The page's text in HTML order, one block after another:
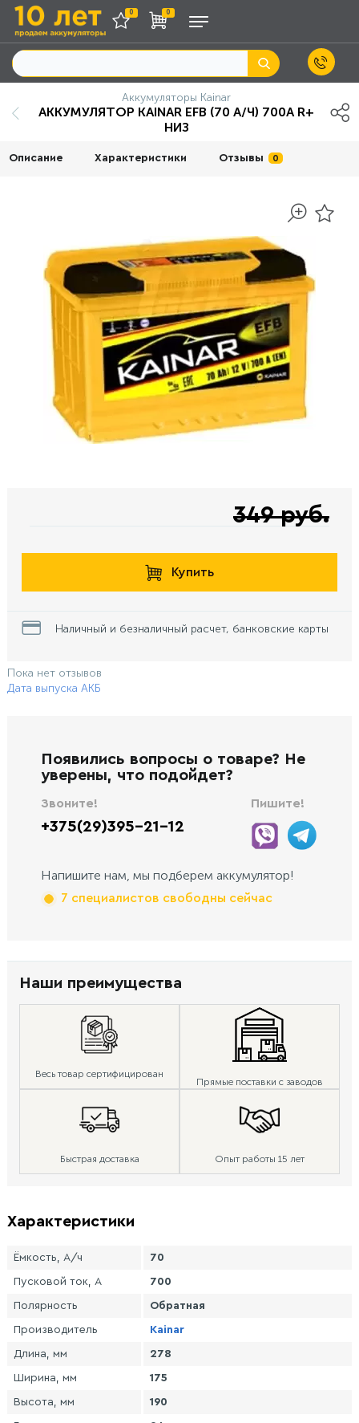
0 0
Аккумуляторы Kainar
АККУМУЛЯТОР KAINAR EFB (70 А/Ч) 700A R+
НИЗ
Описание Характеристики Отзывы 0
349 руб.
Купить
Наличный и безналичный расчет, банковские карты
Пока нет отзывов
Дата выпуска АКБ
Появились вопросы о товаре? Не
уверены, что подойдет?
Звоните!
+375(29)395-21-12
Пишите!
Напишите нам, мы подберем аккумулятор!
7 специалистов свободны сейчас
Наши преимущества
Весь товар сертифицирован
Прямые поставки с заводов
Быстрая доставка Опыт работы 15 лет
Характеристики
Ёмкость, А/ч 70
Пусковой ток, А 700
Полярность Обратная
Производитель Kainar
Длина, мм 278
Ширина, мм 175
Высота, мм 190